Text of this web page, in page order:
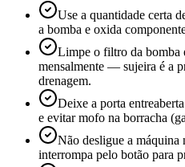
Use a quantidade certa
a bomba e oxida
Limpe o filtro da bomba
mensalmente — sujeira é a
drenagem.
Deixe a porta
e evitar mofo na borracha
Não desligue a
interrompa pelo botão para